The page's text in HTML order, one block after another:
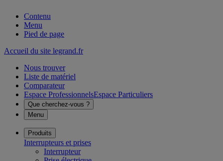
Contenu
Menu
Pied de page
Accueil du site legrand.fr
Nous trouver
Liste de matériel
Comparateur
Espace ProfessionnelsEspace Particuliers
Que cherchez-vous ?
Menu
Produits
Interrupteurs et prises
Interrupteur